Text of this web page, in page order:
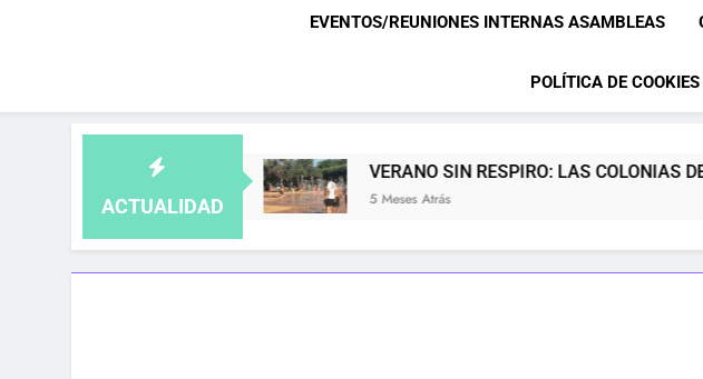
EVENTOS/REUNIONES INTERNAS ASAMBLEAS
POLÍTICA DE
ACTUALIDAD
VERANO SIN RESPIRO: LAS COLONIAS DE LEGANÉS
5 Meses Atrás